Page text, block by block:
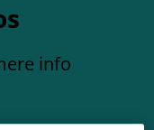
info